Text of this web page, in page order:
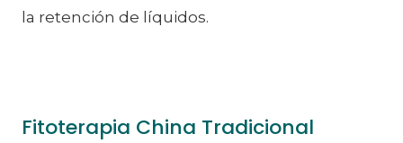
la retención de líquidos.
Fitoterapia China Tradicional